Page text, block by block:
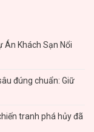
Án Khách Sạn Nổi
đúng chuẩn: Giữ
tranh phá hủy đã